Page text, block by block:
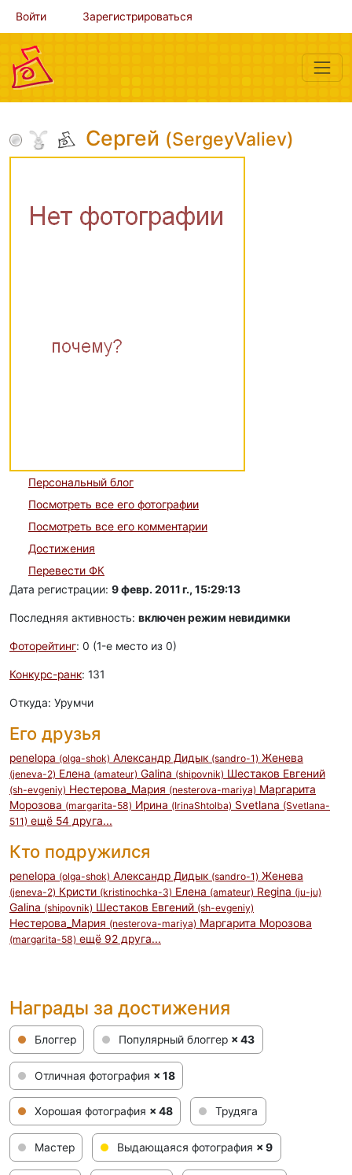
Войти Зарегистрироваться
Сергей (SergeyValiev)
Персональный блог
Посмотреть все его фотографии
Посмотреть все его комментарии
Достижения
Перевести ФК
Дата регистрации: 9 февр. 2011 г., 15:29:13
Последняя активность: включен режим невидимки
Фоторейтинг: 0 (1-e место из 0)
Конкурс-ранк: 131
Откуда: Урумчи
Его друзья
penelopa (olga-shok) Александр Дидык (sandro-1) Женева
(jeneva-2) Елена (amateur) Galina (shipovnik) Шестаков Евгений
(sh-evgeniy) Нестерова_Мария (nesterova-mariya) Маргарита
Морозова (margarita-58) Ирина (IrinaShtolba) Svetlana (Svetlana-
511) ещё 54 друга...
Кто подружился
penelopa (olga-shok) Александр Дидык (sandro-1) Женева
(jeneva-2) Кристи (kristinochka-3) Елена (amateur) Regina (ju-ju)
Galina (shipovnik) Шестаков Евгений (sh-evgeniy)
Нестерова_Мария (nesterova-mariya) Маргарита Морозова
(margarita-58) ещё 92 друга...
Награды за достижения
Блоггер Популярный блоггер × 43
Отличная фотография × 18
Хорошая фотография × 48 Трудяга
Мастер Выдающаяся фотография × 9